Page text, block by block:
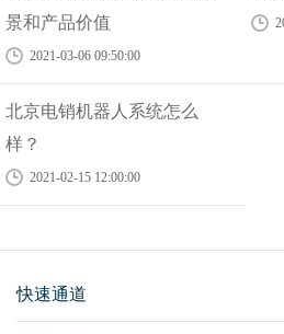
景和产品价值
2021-03-06 09:50:00
北京电销机器人系统怎么
样？
2021-02-15 12:00:00
快速通道